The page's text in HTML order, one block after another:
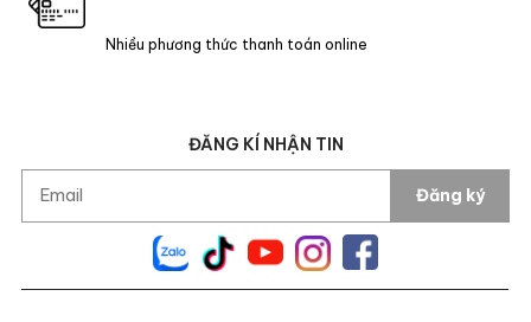
Nhiều phương thức thanh toán online
ĐĂNG KÍ NHẬN TIN
Đăng ký